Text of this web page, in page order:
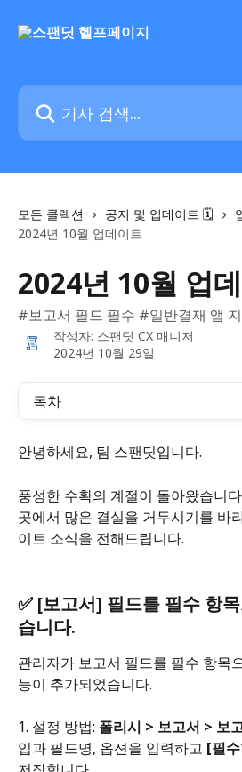
기사 검색...
모든 콜렉션 공지 및 업데이트 🗓️
2024년 10월 업데이트
2024년 10월 업
#보고서 필드 필수 #일반결재 앱
작성자: 스팬딧 CX 매니저
2024년 10월 29일
목차
안녕하세요, 팀 스팬딧입니다.
풍성한 수확의 계절이 돌아왔습니
곳에서 많은 결실을 거두시기를 바
이트 소식을 전해드립니다.
✅ [보고서] 필드를 필수 항
습니다.
관리자가 보고서 필드를 필수 항목
능이 추가되었습니다.
1. 설정 방법: 폴리시 > 보고서 > 보
입과 필드명, 옵션을 입력하고 [필